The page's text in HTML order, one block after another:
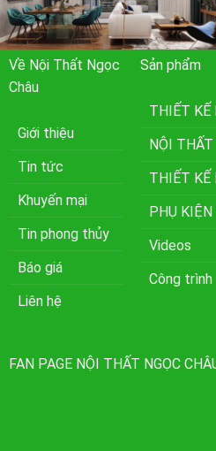
Về Nội Thất Ngọc
Châu
Giới thiệu
Tin tức
Khuyến mại
Tin phong thủy
Báo giá
Liên hệ
Sản phẩm
THIẾT KẾ
NỘI
THIẾT KẾ
PHỤ KIỆN
Videos
Công trình
FAN PAGE NỘI THẤT NGỌC